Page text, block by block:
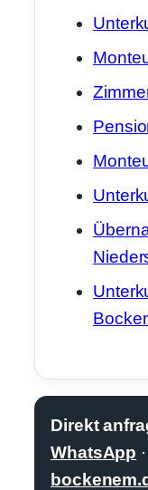
Direkt
WhatsApp ·